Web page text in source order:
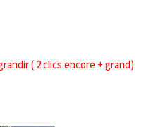
( 2 clics encore + grand)